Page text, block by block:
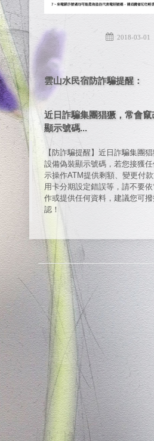
2018-03-01
雲山水民宿防詐騙提醒：
近日詐騙集團猖獗，常會
顯示號碼...
【防詐騙提醒】近日詐騙集團
設備偽裝顯示號碼，若您接獲
示操作ATM提供剩額、變更付
用卡分期設定錯誤等，請不要
作或提供任何資料，建議您可
認！